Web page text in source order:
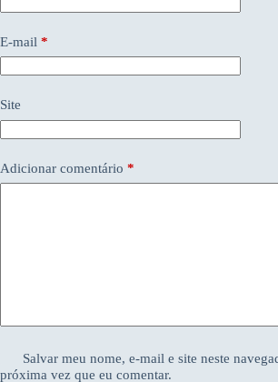
E-mail *
Site
Adicionar comentário *
Salvar meu nome, e-mail e site neste
próxima vez que eu comentar.